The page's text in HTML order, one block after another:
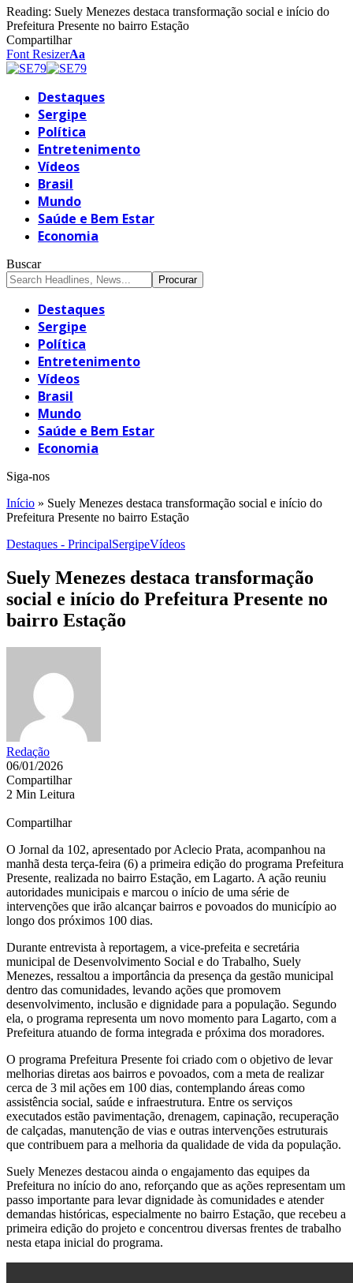
Reading: Suely Menezes destaca transformação social e início do
Prefeitura Presente no bairro Estação
Compartilhar
Font ResizerAa
Destaques
Sergipe
Política
Entretenimento
Vídeos
Brasil
Mundo
Saúde e Bem Estar
Economia
Buscar
Destaques
Sergipe
Política
Entretenimento
Vídeos
Brasil
Mundo
Saúde e Bem Estar
Economia
Siga-nos
Início » Suely Menezes destaca transformação social e início do
Prefeitura Presente no bairro Estação
Destaques - PrincipalSergipeVídeos
Suely Menezes destaca transformação
social e início do Prefeitura Presente no
bairro Estação
Redação
06/01/2026
Compartilhar
2 Min Leitura
Compartilhar
O Jornal da 102, apresentado por Aclecio Prata, acompanhou na
manhã desta terça-feira (6) a primeira edição do programa Prefeitura
Presente, realizada no bairro Estação, em Lagarto. A ação reuniu
autoridades municipais e marcou o início de uma série de
intervenções que irão alcançar bairros e povoados do município ao
longo dos próximos 100 dias.
Durante entrevista à reportagem, a vice-prefeita e secretária
municipal de Desenvolvimento Social e do Trabalho, Suely
Menezes, ressaltou a importância da presença da gestão municipal
dentro das comunidades, levando ações que promovem
desenvolvimento, inclusão e dignidade para a população. Segundo
ela, o programa representa um novo momento para Lagarto, com a
Prefeitura atuando de forma integrada e próxima dos moradores.
O programa Prefeitura Presente foi criado com o objetivo de levar
melhorias diretas aos bairros e povoados, com a meta de realizar
cerca de 3 mil ações em 100 dias, contemplando áreas como
assistência social, saúde e infraestrutura. Entre os serviços
executados estão pavimentação, drenagem, capinação, recuperação
de calçadas, manutenção de vias e outras intervenções estruturais
que contribuem para a melhoria da qualidade de vida da população.
Suely Menezes destacou ainda o engajamento das equipes da
Prefeitura no início do ano, reforçando que as ações representam um
passo importante para levar dignidade às comunidades e atender
demandas históricas, especialmente no bairro Estação, que recebeu a
primeira edição do projeto e concentrou diversas frentes de trabalho
nesta etapa inicial do programa.